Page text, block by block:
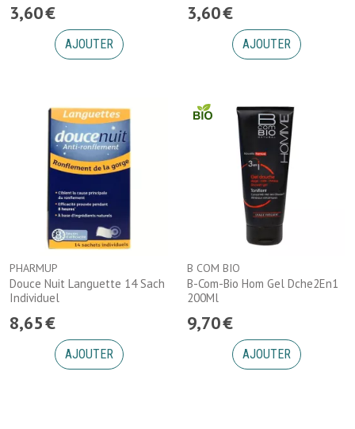
3,60€
AJOUTER
3,60€
AJOUTER
PHARMUP
Douce Nuit Languette 14 Sach
Individuel
8,65€
AJOUTER
B COM BIO
B-Com-Bio Hom Gel Dche2En1
200Ml
9,70€
AJOUTER